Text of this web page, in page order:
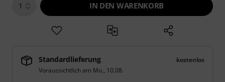
1 IN DEN WARENKORB
Standardlieferung
kostenlos
Voraussichtlich am Mo., 10.08.